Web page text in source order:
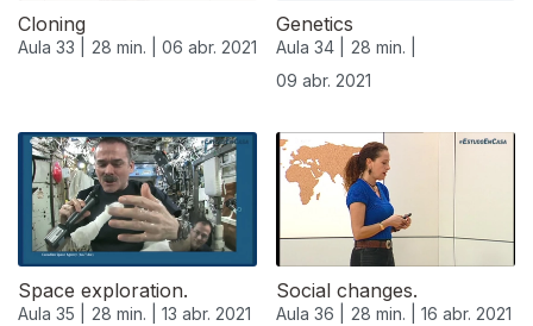
Cloning
Aula 33 | 28 min. | 06 abr. 2021
Genetics
Aula 34 |
28 min. |
09 abr. 2021
Space exploration.
Aula 35 | 28 min. | 13 abr. 2021
Social changes.
Aula 36 | 28 min. | 16 abr. 2021